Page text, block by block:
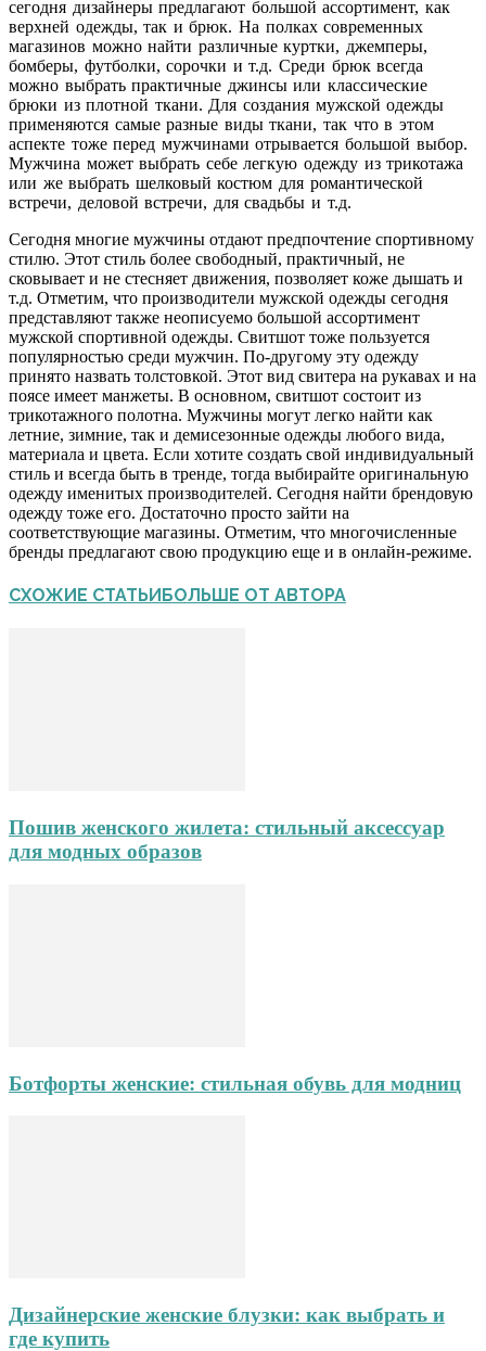
сегодня дизайнеры предлагают большой ассортимент, как
верхней одежды, так и брюк. На полках современных
магазинов можно найти различные куртки, джемперы,
бомберы, футболки, сорочки и т.д. Среди брюк всегда
можно выбрать практичные джинсы или классические
брюки из плотной ткани. Для создания мужской одежды
применяются самые разные виды ткани, так что в этом
аспекте тоже перед мужчинами отрывается большой выбор.
Мужчина может выбрать себе легкую одежду из трикотажа
или же выбрать шелковый костюм для романтической
встречи, деловой встречи, для свадьбы и т.д.
Сегодня многие мужчины отдают предпочтение спортивному
стилю. Этот стиль более свободный, практичный, не
сковывает и не стесняет движения, позволяет коже дышать и
т.д. Отметим, что производители мужской одежды сегодня
представляют также неописуемо большой ассортимент
мужской спортивной одежды. Свитшот тоже пользуется
популярностью среди мужчин. По-другому эту одежду
принято назвать толстовкой. Этот вид свитера на рукавах и на
поясе имеет манжеты. В основном, свитшот состоит из
трикотажного полотна. Мужчины могут легко найти как
летние, зимние, так и демисезонные одежды любого вида,
материала и цвета. Если хотите создать свой индивидуальный
стиль и всегда быть в тренде, тогда выбирайте оригинальную
одежду именитых производителей. Сегодня найти брендовую
одежду тоже его. Достаточно просто зайти на
соответствующие магазины. Отметим, что многочисленные
бренды предлагают свою продукцию еще и в онлайн-режиме.
СХОЖИЕ СТАТЬИБОЛЬШЕ ОТ АВТОРА
Пошив женского жилета: стильный аксессуар
для модных образов
Ботфорты женские: стильная обувь для модниц
Дизайнерские женские блузки: как выбрать и
где купить